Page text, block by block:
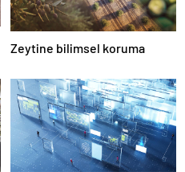
Zeytine bilimsel koruma